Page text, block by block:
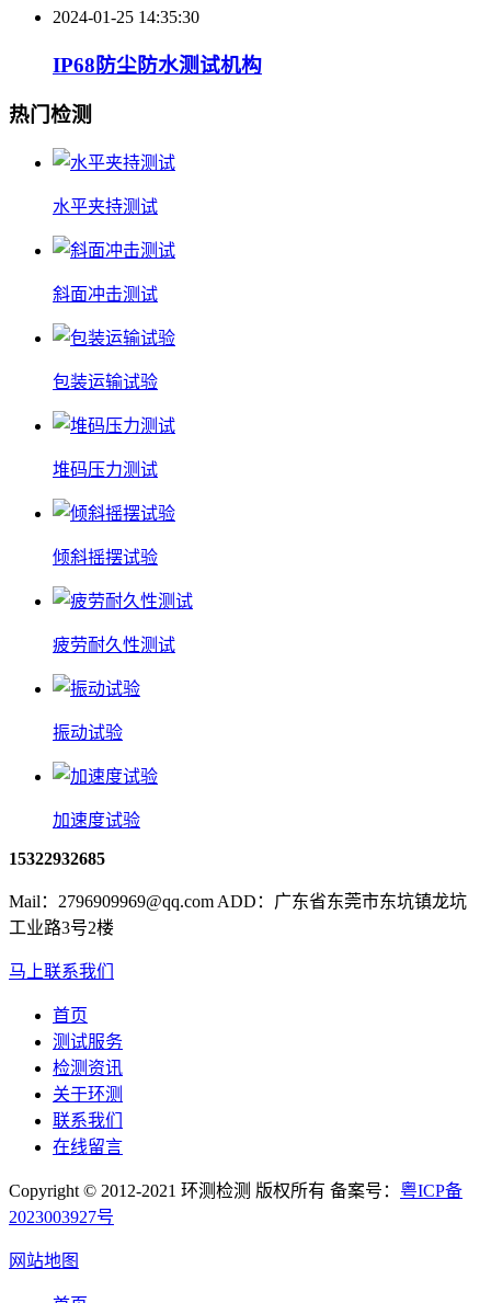
2024-01-25 14:35:30
IP68防尘防水测试机构
热门检测
水平夹持测试
斜面冲击测试
包装运输试验
堆码压力测试
倾斜摇摆试验
疲劳耐久性测试
振动试验
加速度试验
15322932685
Mail：2796909969@qq.com ADD：广东省东莞市东坑镇龙坑
工业路3号2楼
马上联系我们
首页
测试服务
检测资讯
关于环测
联系我们
在线留言
Copyright © 2012-2021 环测检测 版权所有 备案号： 粤ICP备
2023003927号
网站地图